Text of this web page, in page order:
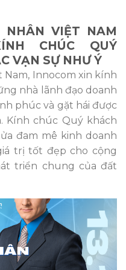
NHÂN VIỆT NAM
CHÚC QUÝ
VẠN SỰ NHƯ Ý
Nam, Innocom xin kính
nhà lãnh đạo doanh
phúc và gặt hái được
Kính chúc Quý khách
đam mê kinh doanh
trị tốt đẹp cho cộng
triển chung của đất